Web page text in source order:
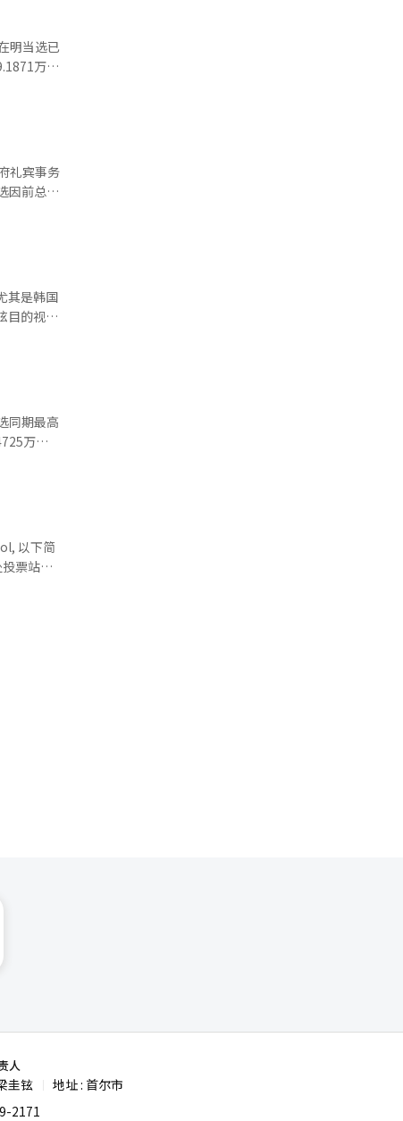
回应国
的维权
推行包
获得市
开发利
对能
创下韩
治主张
键时期，
化目
化小微
容、防务
◆国
韩美同
以AI和科
海军陆
化地方
为重心的
设立“议
务减
针对青
退出，
护范围，
理赔标
现“以
明当选已
届大选
。60-69
。在第
行。
将振兴
机的大
会各界
员会立
礼宾事务
期五年
等传统
消防部门
具体细
民自由
其是韩国
目的视觉
高7
称视角）
年
◆重
千河岚
物理学
关联。
同期最高
、船上
率约为
以下简
，出
人
圭铉
地址 : 首尔市
2171